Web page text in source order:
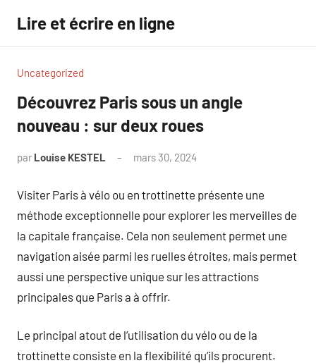
contenu
Lire et écrire en ligne
Uncategorized
Découvrez Paris sous un angle
nouveau : sur deux roues
par Louise KESTEL mars 30, 2024
Visiter Paris à vélo ou en trottinette présente une
méthode exceptionnelle pour explorer les merveilles de
la capitale française. Cela non seulement permet une
navigation aisée parmi les ruelles étroites, mais permet
aussi une perspective unique sur les attractions
principales que Paris a à offrir.
Le principal atout de l’utilisation du vélo ou de la
trottinette consiste en la flexibilité qu’ils procurent.